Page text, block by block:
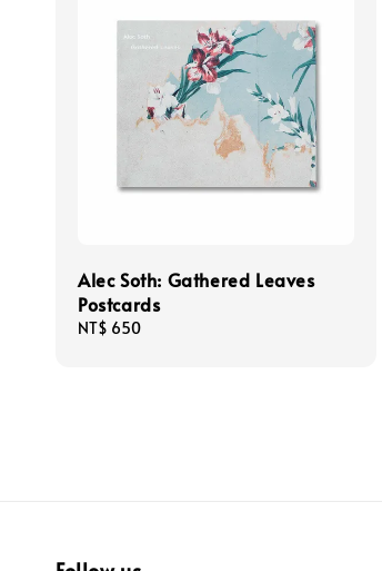
Alec Soth: Gathered Leaves
Postcards
Regular
NT$ 650